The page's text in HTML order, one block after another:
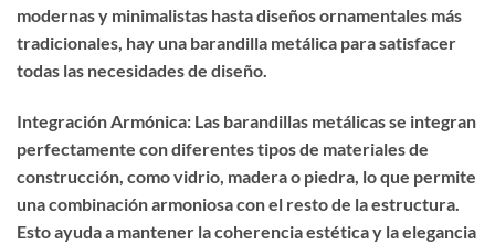
modernas y minimalistas hasta diseños ornamentales más
tradicionales, hay una barandilla metálica para satisfacer
todas las necesidades de diseño.
Integración Armónica: Las barandillas metálicas se integran
perfectamente con diferentes tipos de materiales de
construcción, como vidrio, madera o piedra, lo que permite
una combinación armoniosa con el resto de la estructura.
Esto ayuda a mantener la coherencia estética y la elegancia